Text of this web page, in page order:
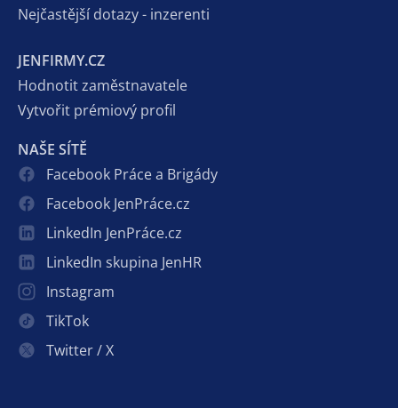
Nejčastější dotazy - inzerenti
JENFIRMY.CZ
Hodnotit zaměstnavatele
Vytvořit prémiový profil
NAŠE SÍTĚ
Facebook Práce a Brigády
Facebook JenPráce.cz
LinkedIn JenPráce.cz
LinkedIn skupina JenHR
Instagram
TikTok
Twitter / X